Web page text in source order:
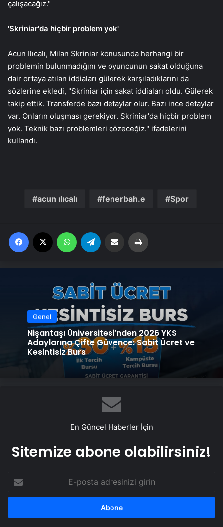
çalışacağız."
'Skriniar'da hiçbir problem yok'
Acun Ilıcalı, Milan Skriniar konusunda herhangi bir
problemin bulunmadığını ve oyuncunun sakat olduğuna
dair ortaya atılan iddiaları gülerek karşıladıklarını da
sözlerine ekledi, "Skriniar için sakat iddiaları oldu. Gülerek
takip ettik. Transferde bazı detaylar olur. Bazı ince detaylar
var. Onların oluşması gerekiyor. Skriniar'da hiçbir problem
yok. Teknik bazı problemleri çözeceğiz." ifadelerini
kullandı.
acun ılıcalı fenerbah.e Spor
Facebook WhatsApp Email'den paylaş
Genel
Nişantaşı Üniversitesi’nden 2026 YKS
Adaylarına Çifte Güvence: Sabit Ücret ve
Kesintisiz Burs
En Güncel Haberler İçin
Sitemize abone olabilirsiniz!
posta
adresinizi